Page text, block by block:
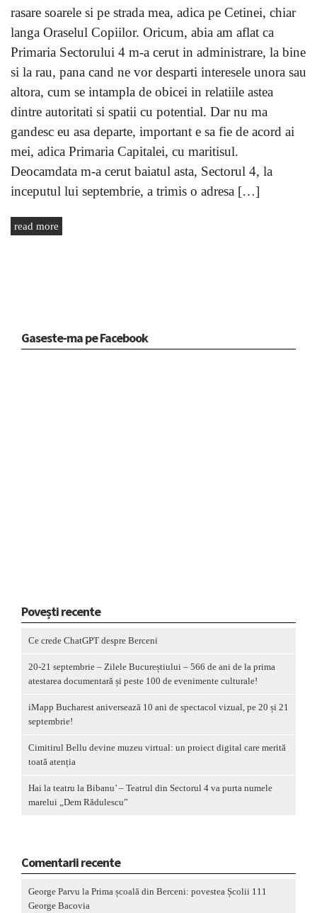
rasare soarele si pe strada mea, adica pe Cetinei, chiar
langa Oraselul Copiilor. Oricum, abia am aflat ca
Primaria Sectorului 4 m-a cerut in administrare, la bine
si la rau, pana cand ne vor desparti interesele unora sau
altora, cum se intampla de obicei in relatiile astea
dintre autoritati si spatii cu potential. Dar nu ma
gandesc eu asa departe, important e sa fie de acord ai
mei, adica Primaria Capitalei, cu maritisul.
Deocamdata m-a cerut baiatul asta, Sectorul 4, la
inceputul lui septembrie, a trimis o adresa […]
read more
Gaseste-ma pe Facebook
Povești recente
Ce crede ChatGPT despre Berceni
20-21 septembrie – Zilele Bucureștiului – 566 de ani de la prima
atestarea documentară și peste 100 de evenimente culturale!
iMapp Bucharest aniversează 10 ani de spectacol vizual, pe 20 și 21
septembrie!
Cimitirul Bellu devine muzeu virtual: un proiect digital care merită
toată atenția
Hai la teatru la Bibanu’ – Teatrul din Sectorul 4 va purta numele
marelui „Dem Rădulescu”
Comentarii recente
George Parvu la Prima școală din Berceni: povestea Școlii 111
George Bacovia